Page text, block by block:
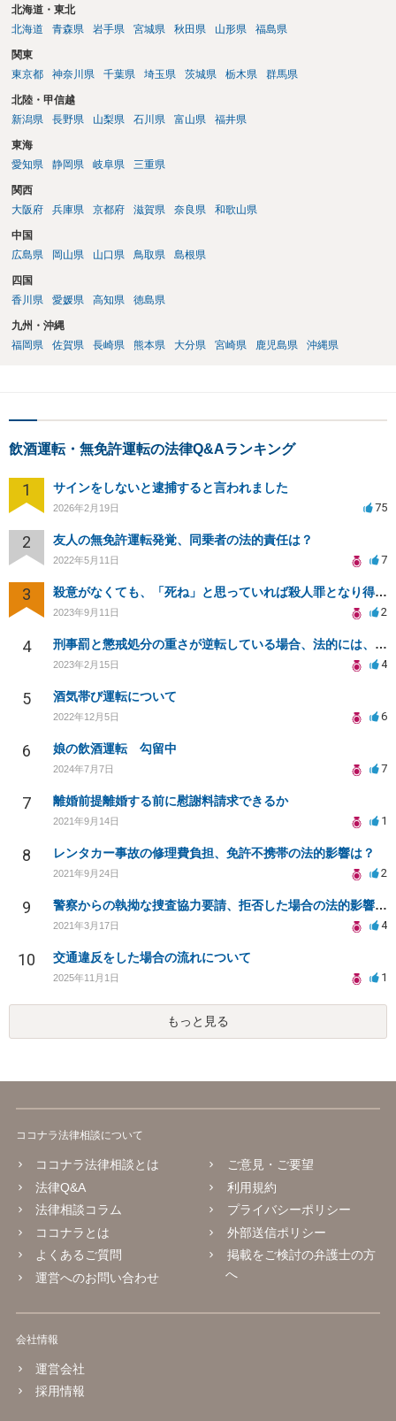
絡があったら、遅れずに必ず行くこと バイクを売った知人のことな
ど、聞かれたことには嘘をつかずに正直に話すこと 親御さん（保護
者）に今回の件をしっかり話し、今後の手続きに協力してもらうこと
もし、警察の呼び出しが怖かったり、どう答えていいか分からなくな
てください。弁護士はあなたの味方になって、今後の手続きをサポー
トしてくれますよ。まずはしっかり反省して、誠実に対応していきま
しょう。 参考になれば。
北海道・東北
北海道
青森県 岩手県 宮城県 秋田県 山形県 福島県
関東
東京都
神奈川県 千葉県 埼玉県 茨城県 栃木県 群馬県
北陸・甲信越
新潟県
長野県 山梨県 石川県 富山県 福井県
東海
愛知県
静岡県 岐阜県 三重県
関西
大阪府
兵庫県 京都府 滋賀県 奈良県 和歌山県
中国
広島県
岡山県 山口県 鳥取県 島根県
四国
香川県
愛媛県 高知県 徳島県
九州・沖縄
福岡県
佐賀県 長崎県 熊本県 大分県 宮崎県 鹿児島県 沖縄県
飲酒運転・無免許運転の法律Q&Aランキング
1 サインをしないと逮捕すると言われました
2026年2月19日 75
2 友人の無免許運転発覚、同乗者の法的責任は？
2022年5月11日 7
3 殺意がなくても、「死ね」と思っていれば殺人罪となり得るのでしょうか？
2023年9月11日 2
4 刑事罰と懲戒処分の重さが逆転している場合、法的には、どちらのが罪が〝重い〟ということになるのか？
2023年2月15日 4
5 酒気帯び運転について
2022年12月5日 6
6 娘の飲酒運転 勾留中
2024年7月7日 7
7 離婚前提離婚する前に慰謝料請求できるか
2021年9月14日 1
8 レンタカー事故の修理費負担、免許不携帯の法的影響は？
2021年9月24日 2
9 警察からの執拗な捜査協力要請、拒否した場合の法的影響は？
2021年3月17日 4
10 交通違反をした場合の流れについて
2025年11月1日 1
もっと見る
ココナラ法律相談について
ココナラ法律相談とは
法律Q&A
法律相談コラム
ココナラとは
よくあるご質問
運営へのお問い合わせ
ご意見・ご要望
利用規約
プライバシーポリシー
外部送信ポリシー
掲載をご検討の弁護士の方
へ
会社情報
運営会社
採用情報